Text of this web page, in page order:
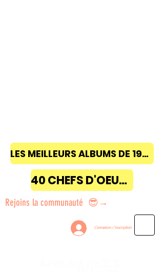
LES MEILLEURS ALBUMS DE 1968 à 2018
40 CHEFS D'OEUVRE
Rejoins la communauté 😎→
Connexion / Inscription